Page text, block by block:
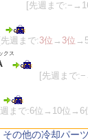
[先週まで
[先週まで:3位 → 3位
クス
[先週ま
週まで:6位→10位
の他の冷却パーツ